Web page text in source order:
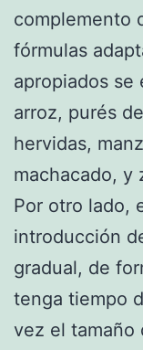
complemento
fórmulas
apropiados se
arroz, purés
hervidas,
machacado, y
Por otro lado,
introducción
gradual, de
tenga tiempo
vez el tamaño